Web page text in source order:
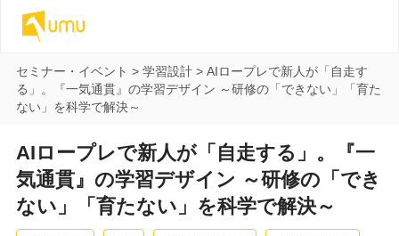
セミナー・イベント > 学習設計> AIロープレで新人が「自走す
る」。『一気通貫』の学習デザイン ～研修の「できない」「育た
ない」を科学で解決～
AIロープレで新人が「自走する」。『一
気通貫』の学習デザイン ～研修の「でき
ない」「育たない」を科学で解決～